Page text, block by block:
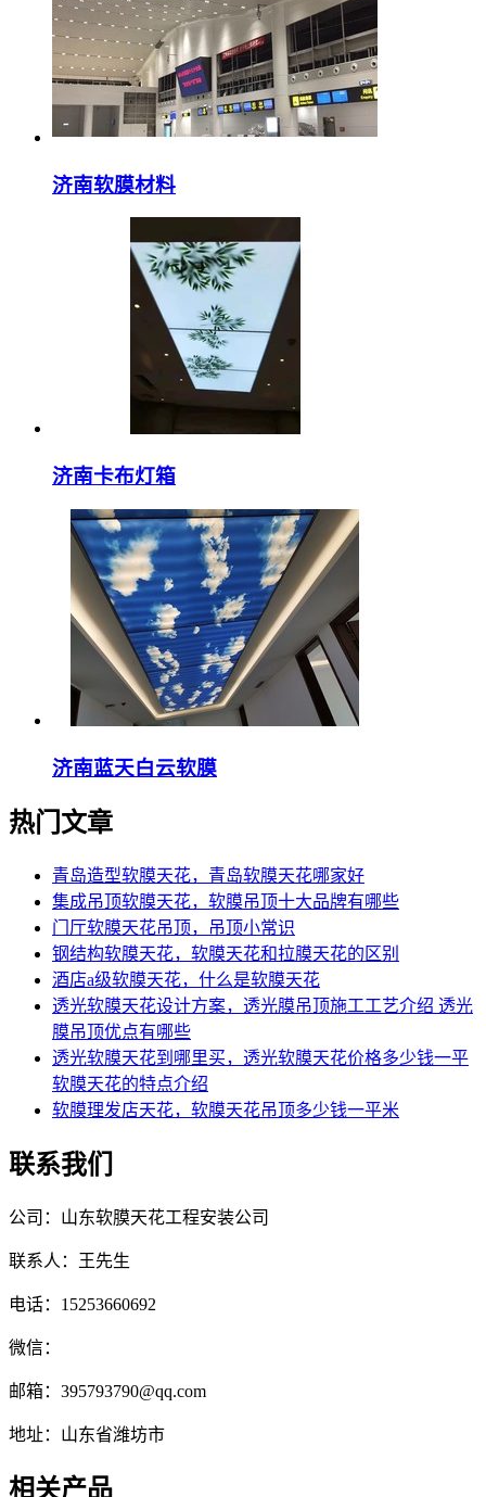
济南软膜材料
济南卡布灯箱
济南蓝天白云软膜
热门文章
青岛造型软膜天花，青岛软膜天花哪家好
集成吊顶软膜天花，软膜吊顶十大品牌有哪些
门厅软膜天花吊顶，吊顶小常识
钢结构软膜天花，软膜天花和拉膜天花的区别
酒店a级软膜天花，什么是软膜天花
透光软膜天花设计方案，透光膜吊顶施工工艺介绍 透光
膜吊顶优点有哪些
透光软膜天花到哪里买，透光软膜天花价格多少钱一平
软膜天花的特点介绍
软膜理发店天花，软膜天花吊顶多少钱一平米
联系我们
公司：山东软膜天花工程安装公司
联系人：王先生
电话：15253660692
微信：
邮箱：395793790@qq.com
地址：山东省潍坊市
相关产品